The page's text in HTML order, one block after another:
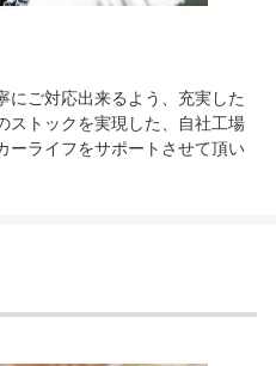
にご対応出来るよう、充実した
ストックを実現した、自社工場
ーライフをサポートさせて頂い